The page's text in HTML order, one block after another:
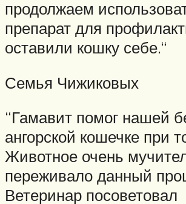
продолжаем
препарат для
оставили кошку себе.“
Семья Чижиковых
“Гамавит помог нашей
ангорской кошечке при
Животное очень
переживало данный
Ветеринар посоветовал